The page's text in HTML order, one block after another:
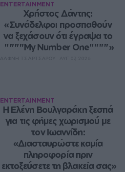
ENTERTAINMENT
Χρήστος Δάντης:
«Συνάδελφοι προσπαθούν
να ξεχάσουν ότι έγραψα το
""""My Number One""""»
ENTERTAINMENT
Η Ελένη Βουλγαράκη ξεσπά
για τις φήμες χωρισμού με
τον Ιωαννίδη:
«Διασταυρώστε καμία
πληροφορία πριν
εκτοξεύσετε τη βλακεία σας»